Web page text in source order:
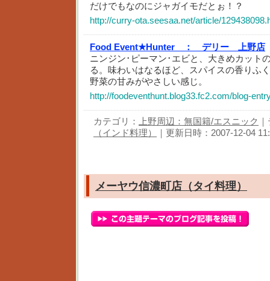
だけでもなのにジャガイモだとぉ！？
http://curry-ota.seesaa.net/article/
Food Event★Hunter ：
デリー 上野店
ニンジン･ピーマン･エビと、大きめカット
る。味わいはなるほど、スパイスの香りふ
野菜の甘みがやさしい感じ。
http://foodeventhunt.blog33.fc2.com/blog-
カテゴリ： 上野周辺：無国籍/エスニック
（インド料理）
｜更新日時：2007-12-04
メーヤウ信濃町店（タイ料理）